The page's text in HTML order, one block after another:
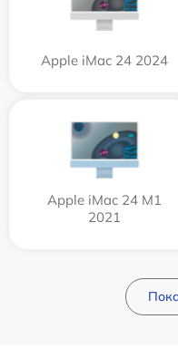
Apple iMac 24 2024
Apple iMac 24 M1
2021